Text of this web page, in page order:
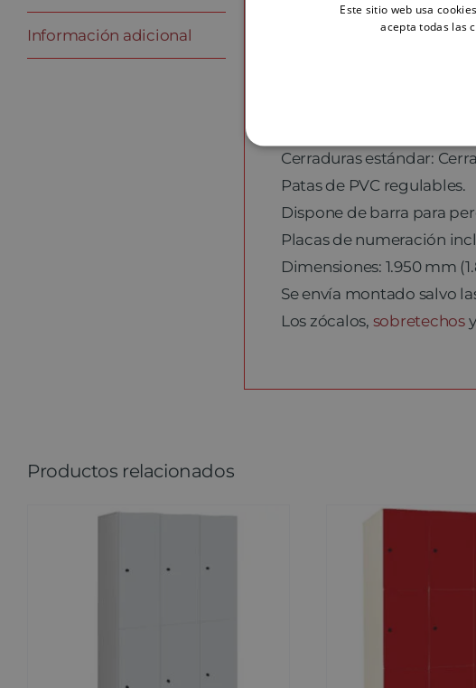
Información adicional
Descripción
Fabricada en tablero
Puertas de 12 mm de
Cuerpo en color blanco y
Cerraduras estándar:
Patas de PVC regulables.
Dispone de barra para
Placas de numeración
Dimensiones: 1.950 mm
Se envía montado salvo
Los zócalos, sobretechos
Productos relacionados
Este sitio web usa
acepta todas las